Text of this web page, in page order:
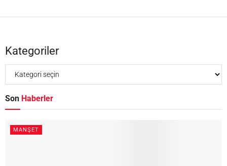
Kategoriler
Son Haberler
MANŞET